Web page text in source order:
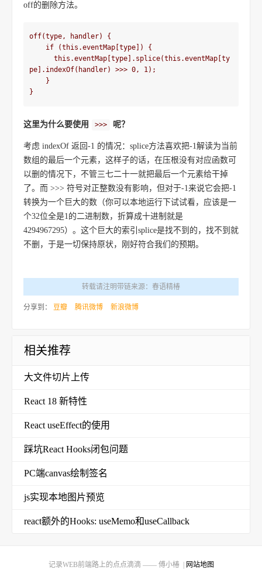
off的删除方法。
off(type, handler) {
pe].indexOf(handler) >>> 0, 1);
这里为什么要使用 >>> 呢？
考虑 indexOf 返回-1 的情况：splice方法喜欢把-1解读为当前
数组的最后一个元素，这样子的话，在压根没有对应函数可
以删的情况下，不管三七二十一就把最后一个元素给干掉
了。而 >>> 符号对正整数没有影响，但对于-1来说它会把-1
转换为一个巨大的数（你可以本地运行下试试看，应该是一
个32位全是1的二进制数，折算成十进制就是
4294967295）。这个巨大的索引splice是找不到的，找不到就
不删，于是一切保持原状，刚好符合我们的预期。
转载请注明带链来源：春语精椿
分享到： 豆瓣 腾讯微博 新浪微博
相关推荐
大文件切片上传
React 18 新特性
React useEffect的使用
踩坑React Hooks闭包问题
PC端canvas绘制签名
js实现本地图片预览
react额外的Hooks: useMemo和useCallback
记录WEB前端路上的点点滴滴 —— 傅小椿 | 网站地图